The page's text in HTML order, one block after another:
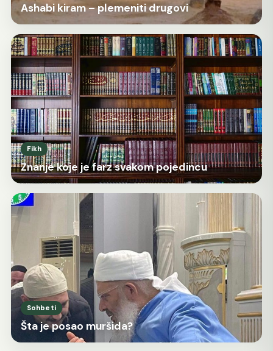
Ashabi kiram – plemeniti drugovi
Fikh
Znanje koje je farz svakom pojedincu
Sohbeti
Šta je posao muršida?